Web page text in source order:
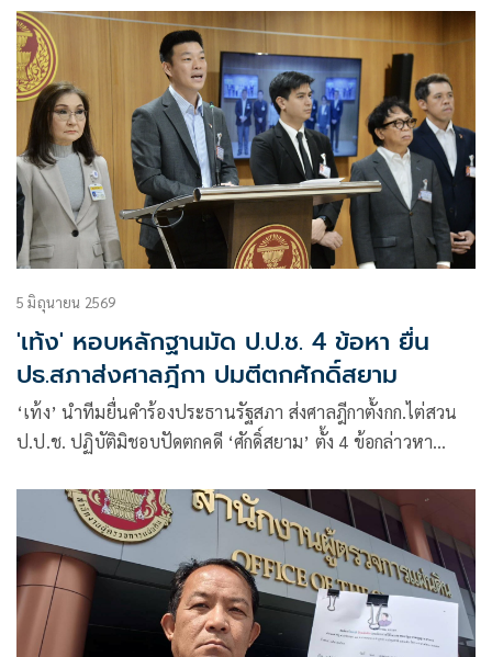
ส่งเรื่องเร็ว “นันทนา” ต้องลบครหาระบอบสีน้ำเงิน “ศรีสุวรรณ”
ยื่นฟัน “ไชยชนก” ผุดโครงการ TH-AI Passport
5 มิถุนายน 2569
'เท้ง' หอบหลักฐานมัด ป.ป.ช. 4 ข้อหา ยื่น
ปธ.สภาส่งศาลฎีกา ปมตีตกศักดิ์สยาม
‘เท้ง’ นำทีมยื่นคำร้องประธานรัฐสภา ส่งศาลฎีกาตั้งกก.ไต่สวน
ป.ป.ช. ปฏิบัติมิชอบปัดตกคดี ‘ศักดิ์สยาม’ ตั้ง 4 ข้อกล่าวหา
บี้เร่งส่งลบครหาระบอบสีน้ำเงิน